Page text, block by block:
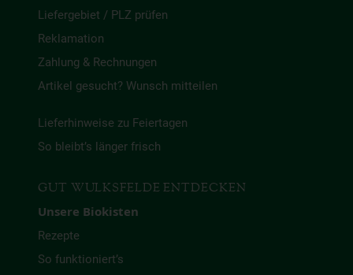
Liefergebiet / PLZ prüfen
Reklamation
Zahlung & Rechnungen
Artikel gesucht? Wunsch mitteilen
Lieferhinweise zu Feiertagen
So bleibt’s länger frisch
GUT WULKSFELDE ENTDECKEN
Unsere Biokisten
Rezepte
So funktioniert’s